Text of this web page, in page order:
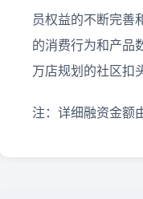
员权益的不断完善
的消费行为和产品
万店规划的社区扣
注：详细融资金额